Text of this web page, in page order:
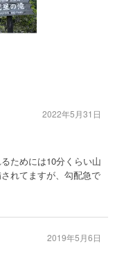
ためには10分くらい山
れてますが、勾配急で
2022年5月31日
2019年5月6日